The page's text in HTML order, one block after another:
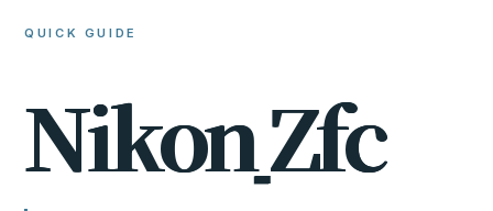
QUICK GUIDE
NikonZfc